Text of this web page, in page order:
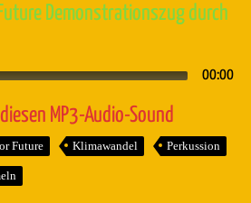
Demonstrationszug durch
00:00
MP3-Audio-Sound
Future Klimawandel Perkussion